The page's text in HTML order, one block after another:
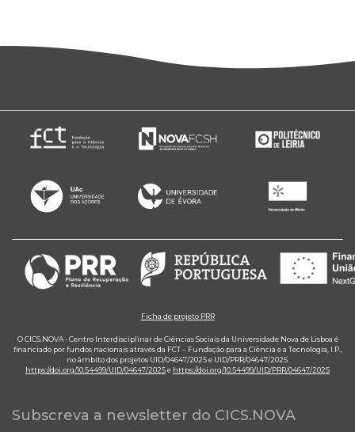
Ficha de projeto PRR
O CICS.NOVA - Centro Interdisciplinar de Ciências Sociais da Universidade Nova de Lisboa é
financiado por fundos nacionais através da FCT – Fundação para a Ciência e a Tecnologia, I.P.,
no âmbito dos projetos UID/04647/2025 e UID/PRR/04647/2025.
https://doi.org/10.54499/UID/04647/2025e https://doi.org/10.54499/UID/PRR/04647/2025
Subscreva a newsletter do CICS.NOVA